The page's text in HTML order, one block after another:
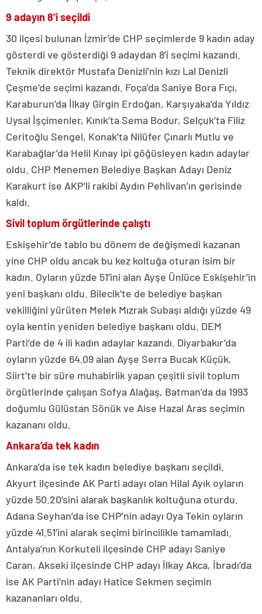
9 adayın 8’i seçildi
30 ilçesi bulunan İzmir’de CHP seçimlerde 9 kadın aday
gösterdi ve gösterdiği 9 adaydan 8’i seçimi kazandı.
Teknik direktör Mustafa Denizli’nin kızı Lal Denizli
Çeşme’de seçimi kazandı. Foça’da Saniye Bora Fıçı,
Karaburun’da İlkay Girgin Erdoğan, Karşıyaka’da Yıldız
Uysal İşçimenler, Kınık’ta Sema Bodur, Selçuk’ta Filiz
Ceritoğlu Sengel, Konak’ta Nilüfer Çınarlı Mutlu ve
Karabağlar’da Helil Kınay ipi göğüsleyen kadın adaylar
oldu. CHP Menemen Belediye Başkan Adayı Deniz
Karakurt ise AKP’li rakibi Aydın Pehlivan’ın gerisinde
kaldı.
Sivil toplum örgütlerinde çalıştı
Eskişehir’de tablo bu dönem de değişmedi kazanan
yine CHP oldu ancak bu kez koltuğa oturan isim bir
kadın. Oyların yüzde 51’ini alan Ayşe Ünlüce Eskişehir’in
yeni başkanı oldu. Bilecik’te de belediye başkan
vekilliğini yürüten Melek Mızrak Subaşı aldığı yüzde 49
oyla kentin yeniden belediye başkanı oldu. DEM
Parti’de de 4 ili kadın adaylar kazandı. Diyarbakır’da
oyların yüzde 64.09 alan Ayşe Serra Bucak Küçük,
Siirt’te bir süre muhabirlik yapan çeşitli sivil toplum
örgütlerinde çalışan Sofya Alağaş, Batman’da da 1993
doğumlu Gülüstan Sönük ve Aise Hazal Aras seçimin
kazananı oldu.
Ankara’da tek kadın
Ankara’da ise tek kadın belediye başkanı seçildi.
Akyurt ilçesinde AK Parti adayı olan Hilal Ayık oyların
yüzde 50.20’sini alarak başkanlık koltuğuna oturdu.
Adana Seyhan’da ise CHP’nin adayı Oya Tekin oyların
yüzde 41.51’ini alarak seçimi birincilikle tamamladı.
Antalya’nın Korkuteli ilçesinde CHP adayı Saniye
Caran, Akseki ilçesinde CHP adayı İlkay Akca, İbradı’da
ise AK Parti’nin adayı Hatice Sekmen seçimin
kazananları oldu.